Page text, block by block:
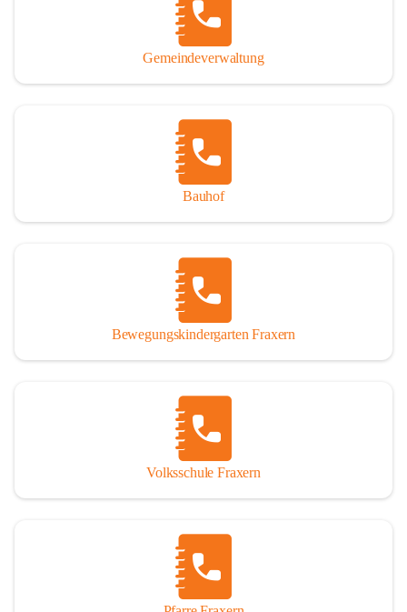
Gemeindeverwaltung
Bauhof
Bewegungskindergarten Fraxern
Volksschule Fraxern